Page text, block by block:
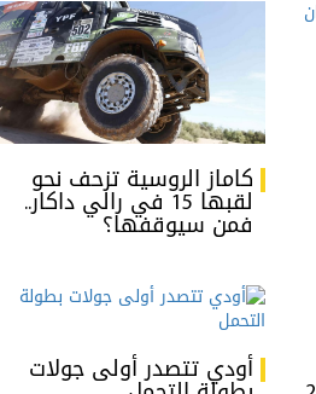
كاماز الروسية تزحف نحو
لقبها 15 في رالي داكار..
فمن سيوقفها؟
أودي تتصدر أولى جولات